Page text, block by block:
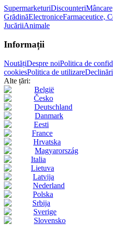
SupermarketuriDiscounteri
GrădinăElectroniceFarmaceutice,
JucăriiAnimale
Informații
NoutățiDespre noiPolitica de
cookiesPolitica de utilizare
Alte țări:
België
Česko
Deutschland
Danmark
Eesti
France
Hrvatska
Magyarország
Italia
Lietuva
Latvija
Nederland
Polska
Srbija
Sverige
Slovensko